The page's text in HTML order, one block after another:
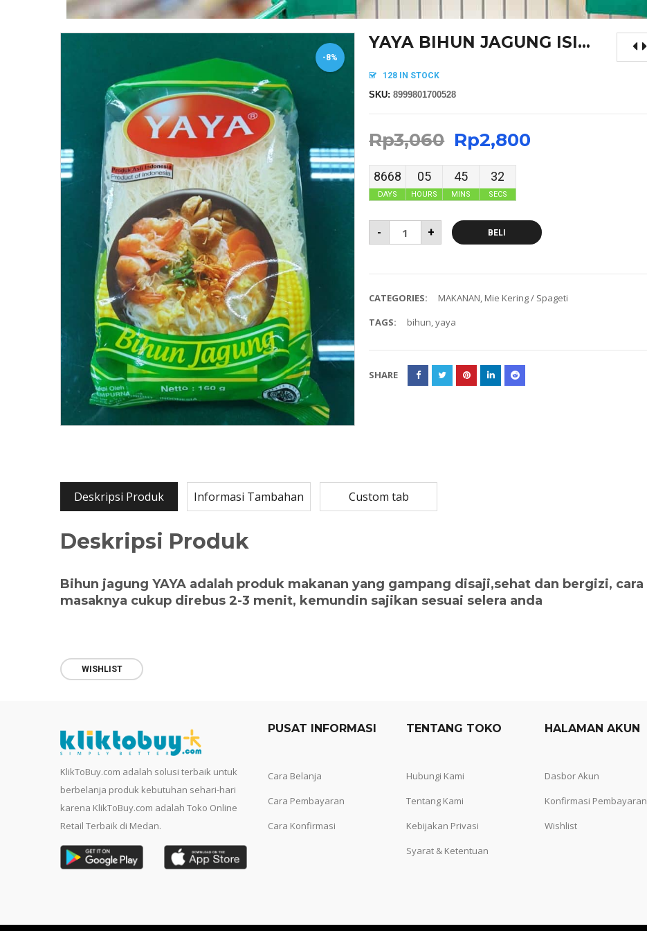
-8%
YAYA BIHUN JAGUNG ISI...
128 IN STOCK
SKU:8999801700528
Rp3,060 Rp2,800
8668
DAYS
05
HOURS
45
MINS
32
SECS
- + BELI
CATEGORIES: MAKANAN, Mie Kering / Spageti
TAGS:
bihun,yaya
SHARE
Deskripsi Produk Informasi Tambahan Custom tab
Deskripsi Produk
Bihun jagung YAYA adalah produk makanan yang gampang disaji,sehat dan bergizi, cara
masaknya cukup direbus 2-3 menit, kemundin sajikan sesuai selera anda
WISHLIST
MASKER SENSI HEADLOOP WANITA
108,780
MASKER SENSI 3- LAPIS HEADLOOP
KlikToBuy.com adalah solusi terbaik untuk
berbelanja produk kebutuhan sehari-hari
karena KlikToBuy.com adalah Toko Online
Retail Terbaik di Medan.
PUSAT INFORMASI
Cara Belanja
Cara Pembayaran
Cara Konfirmasi
TENTANG TOKO
Hubungi Kami
Tentang Kami
Kebijakan Privasi
Syarat & Ketentuan
HALAMAN AKUN
Dasbor Akun
Konfirmasi Pembayaran
Wishlist